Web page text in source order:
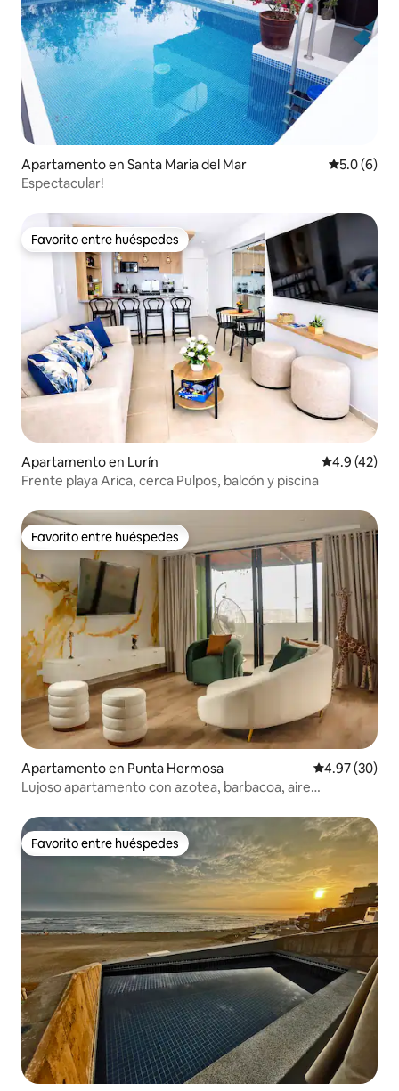
Apartamento en Santa Maria del Mar
5.0 (6)
Espectacular!
Favorito entre huéspedes
Favorito entre huéspedes
Apartamento en Lurín Calificación
4.9 (42)
Frente playa Arica, cerca Pulpos, balcón y piscina
Favorito entre huéspedes
Favorito entre huéspedes
Apartamento en Punta Hermosa Calificación
4.97 (30)
Lujoso apartamento con azotea, barbacoa, aire
Favorito entre huéspedes
Favorito entre huéspedes